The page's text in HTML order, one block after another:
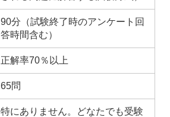
90分（試験終了時のアンケート回
答時間含む）
正解率70％以上
65問
特にありません。どなたでも受験